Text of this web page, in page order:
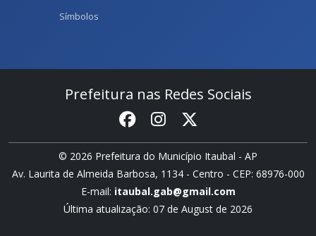
Símbolos
Prefeitura nas Redes Sociais
© 2026 Prefeitura do Município Itaubal - AP
Av. Laurita de Almeida Barbosa, 1134 - Centro - CEP: 68976-000
E-mail: itaubal.gab@gmail.com
Última atualização: 07 de August de 2026